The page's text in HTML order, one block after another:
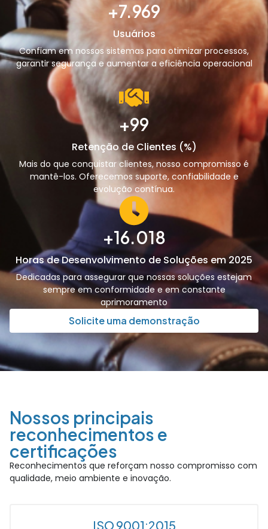
+7.969
Usuários
Confiam em nossos sistemas para otimizar processos,
garantir segurança e aumentar a eficiência operacional
+99
Retenção de Clientes (%)
Mais do que conquistar clientes, nosso compromisso é
mantê-los. Oferecemos suporte, confiabilidade e
evolução contínua.
+16.018
Horas de Desenvolvimento de Soluções em 2025
Dedicadas para assegurar que nossas soluções estejam
sempre em conformidade e em constante
aprimoramento
Solicite uma demonstração
Nossos principais
reconhecimentos e
certificações
Reconhecimentos que reforçam nosso compromisso com
qualidade, meio ambiente e inovação.
ISO 9001:2015